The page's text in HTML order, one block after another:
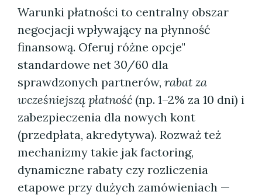
Warunki płatności to centralny obszar
negocjacji wpływający na płynność
finansową. Oferuj różne opcje"
standardowe net 30/60 dla
sprawdzonych partnerów, rabat za
wcześniejszą płatność (np. 1–2% za 10 dni) i
zabezpieczenia dla nowych kont
(przedpłata, akredytywa). Rozważ też
mechanizmy takie jak factoring,
dynamiczne rabaty czy rozliczenia
etapowe przy dużych zamówieniach —